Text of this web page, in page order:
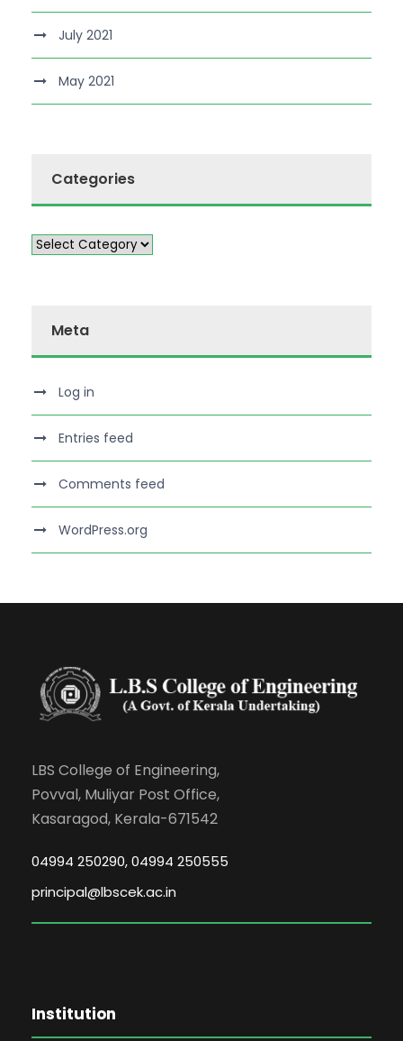
July 2021
May 2021
Categories
Meta
Log in
Entries feed
Comments feed
WordPress.org
LBS College of Engineering,
Povval, Muliyar Post Office,
Kasaragod, Kerala-671542
04994 250290, 04994 250555
principal@lbscek.ac.in
Institution